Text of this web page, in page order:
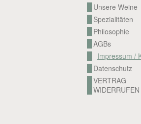
Unsere Weine
Spezialitäten
Philosophie
AGBs
Impressum /
Datenschutz
VERTRAG
WIDERRUFEN